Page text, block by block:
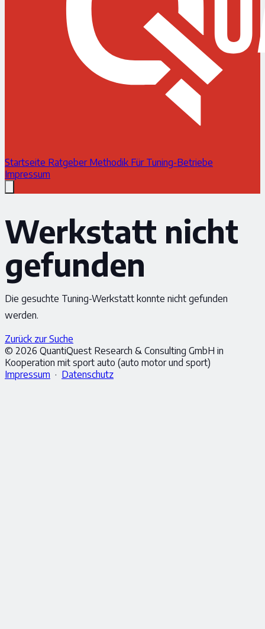
Startseite Ratgeber Methodik Für Tuning-Betriebe
Impressum
Werkstatt nicht
gefunden
Die gesuchte Tuning-Werkstatt konnte nicht gefunden
werden.
Zurück zur Suche
© 2026 QuantiQuest Research & Consulting GmbH in
Kooperation mit sport auto (auto motor und sport)
Impressum · Datenschutz